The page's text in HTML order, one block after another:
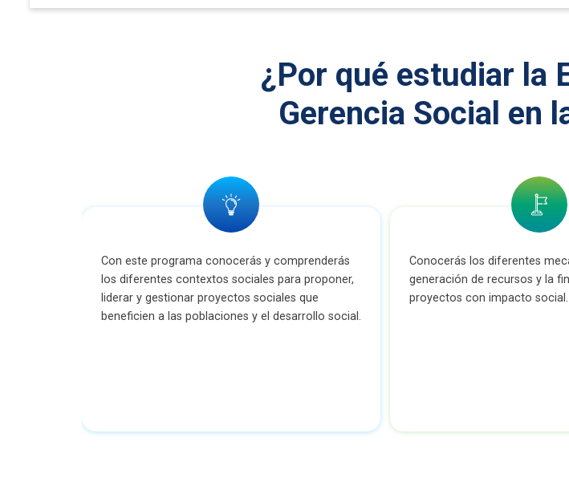
¿Por qué estudiar la
Gerencia Social en
Con este programa conocerás y comprenderás
los diferentes contextos sociales para proponer,
liderar y gestionar proyectos sociales que
beneficien a las poblaciones y el desarrollo social.
Conocerás los diferentes
generación de recursos y la
proyectos con impacto social.